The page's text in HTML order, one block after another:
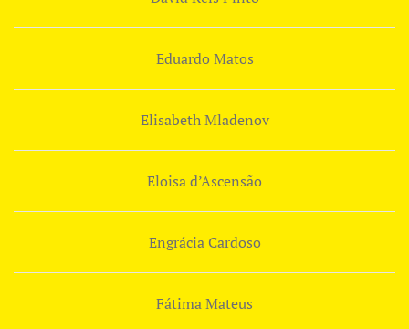
Eduardo Matos
Elisabeth Mladenov
Eloisa d’Ascensão
Engrácia Cardoso
Fátima Mateus